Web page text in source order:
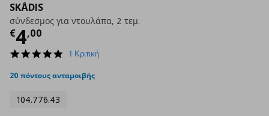
SKÅDIS
σύνδεσμος για ντουλάπα, 2 τεμ.
€4,00
Τρέχουσα τιμή
5.0
rating
1 Κριτική
20 πόντους ανταμοιβής
104.776.43